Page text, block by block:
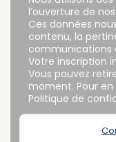
l’ouverture de
Ces données
contenu, la
communications
Votre inscription
Vous pouvez
moment. Pour
Politique de